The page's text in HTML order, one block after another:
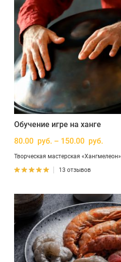
Обучение игре на ханге
80.00 руб. – 150.00 руб.
Творческая мастерская «Хангмелеон»
13 отзывов